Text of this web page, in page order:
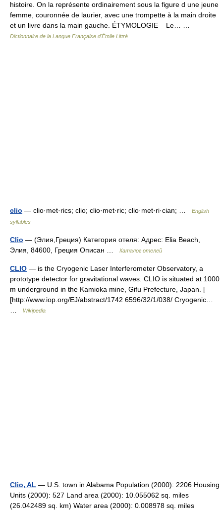
histoire. On la représente ordinairement sous la figure d une jeune
femme, couronnée de laurier, avec une trompette à la main droite
et un livre dans la main gauche. ÉTYMOLOGIE Le… …
Dictionnaire de la Langue Française d'Émile Littré
clio — clio·met·rics; clio; clio·met·ric; clio·met·ri·cian; …
English
syllables
Clio — (Элия,Греция) Категория отеля: Адрес: Elia Beach,
Элия, 84600, Греция Описан …
Каталог отелей
CLIO — is the Cryogenic Laser Interferometer Observatory, a
prototype detector for gravitational waves. CLIO is situated at 1000
m underground in the Kamioka mine, Gifu Prefecture, Japan. [
[http://www.iop.org/EJ/abstract/1742 6596/32/1/038/ Cryogenic…
Wikipedia
Clio, AL — U.S. town in Alabama Population (2000): 2206 Housing
Units (2000): 527 Land area (2000): 10.055062 sq. miles
(26.042489 sq. km) Water area (2000): 0.008978 sq. miles